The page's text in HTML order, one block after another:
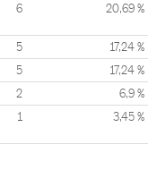
6 20,69 %
5 17,24 %
5 17,24 %
2 6,9 %
1 3,45 %